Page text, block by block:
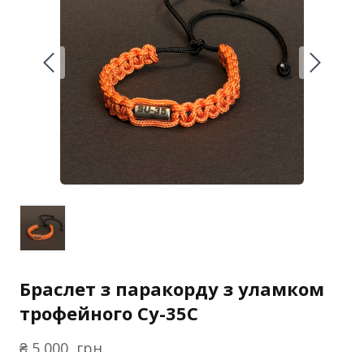
Браслет з паракорду з уламком
трофейного Су-35С
₴ 5 000  грн